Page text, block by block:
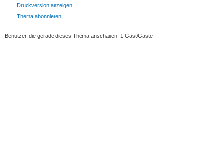
Druckversion anzeigen
Thema abonnieren
Benutzer, die gerade dieses Thema anschauen: 1 Gast/Gäste